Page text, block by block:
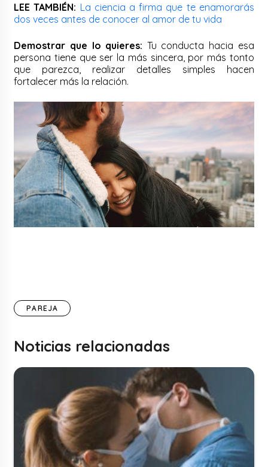
LEE TAMBIÉN: La ciencia a firma que te enamorarás
dos veces antes de conocer al amor de tu vida
Demostrar que lo quieres: Tu conducta hacia esa
persona tiene que ser la más sincera, por más tonto
que parezca, realizar detalles simples hacen
fortalecer más la relación.
PAREJA
Noticias relacionadas